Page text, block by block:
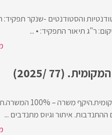
והסטודנטים -שנקר תפקיד:
(77 /2025)
דרוש/ה רכז/ת התנדבות
איתור וגיוס מתנדבים ...